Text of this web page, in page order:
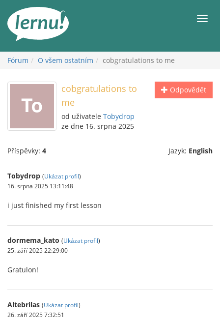
obsahu
Fórum O všem ostatním cobgratulations to me
Odpovědět
cobgratulations to
me
od uživatele Tobydrop
ze dne 16. srpna 2025
Příspěvky: 4 Jazyk: English
Tobydrop (Ukázat profil)
16. srpna 2025 13:11:48
i just finished my first lesson
dormema_kato (Ukázat profil)
25. září 2025 22:29:00
Gratulon!
Altebrilas (Ukázat profil)
26. září 2025 7:32:51